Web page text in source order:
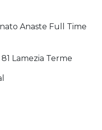
Anaste Full Time
Lamezia Terme